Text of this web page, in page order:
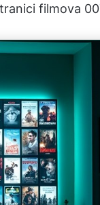
filmova